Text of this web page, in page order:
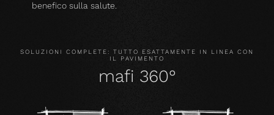
benefico sulla salute.
SOLUZIONI COMPLETE: TUTTO ESATTAMENTE IN LINEA CON
IL PAVIMENTO
mafi 360°